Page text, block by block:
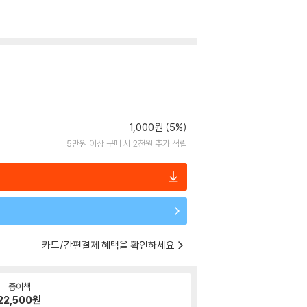
1,000원 (5%)
5만원 이상 구매 시 2천원 추가 적립
카드/간편결제 혜택을 확인하세요
종이책
원